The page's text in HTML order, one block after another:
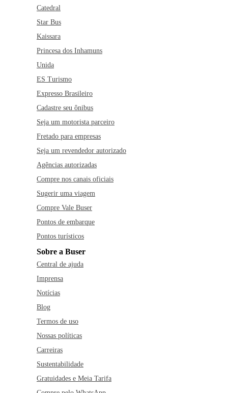
Catedral
Star Bus
Kaissara
Princesa dos Inhamuns
Unida
ES Turismo
Expresso Brasileiro
Cadastre seu ônibus
Seja um motorista parceiro
Fretado para empresas
Seja um revendedor autorizado
Agências autorizadas
Compre nos canais oficiais
Sugerir uma viagem
Compre Vale Buser
Pontos de embarque
Pontos turísticos
Sobre a Buser
Central de ajuda
Imprensa
Notícias
Blog
Termos de uso
Nossas políticas
Carreiras
Sustentabilidade
Gratuidades e Meia Tarifa